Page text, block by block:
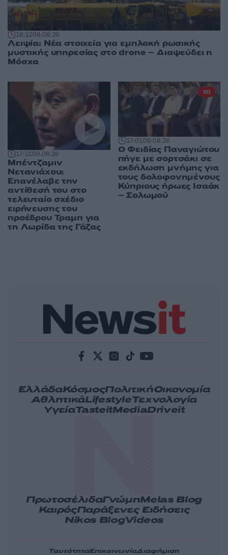
18:1209.08.26
Λειψία: Νέα στοιχεία για εμπλοκή ρωσικής
μυστικής υπηρεσίας στο drone – Διαψεύδει η
Μόσχα
17:3109.08.26
Μπέντζαμιν
Νετανιάχου:
Επανέλαβε την
αντίθεσή του στο
τελευταίο σχέδιο
ειρήνευσης του
προέδρου Τραμπ για
τη Λωρίδα της Γάζας
17:0109.08.26
Ο Φειδίας Παναγιώτου
πήγε με σορτσάκι σε
εκδήλωση μνήμης για
τους δολοφονημένους
Κύπριους ήρωες Ισαάκ
– Σολωμού
80
ΕλλάδαΚόσμοςΠολιτικήΟικονομία
ΑθλητικάLifestyleΤεχνολογία
ΥγείαTasteitMediaDriveit
ΠρωτοσέλιδαΓνώμηMelas Blog
ΚαιρόςΠαράξενες Ειδήσεις
Nikos BlogVideos
ΤαυτότηταΕπικοινωνίαΔιαφήμιση